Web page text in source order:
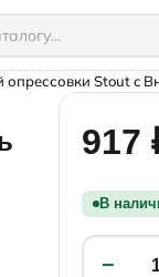
опрессовки Stout c
917
В
−